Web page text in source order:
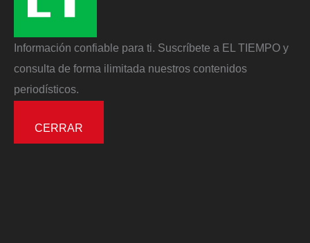
Información confiable para ti. Suscríbete a EL TIEMPO y
consulta de forma ilimitada nuestros contenidos
periodísticos.
CERRAR